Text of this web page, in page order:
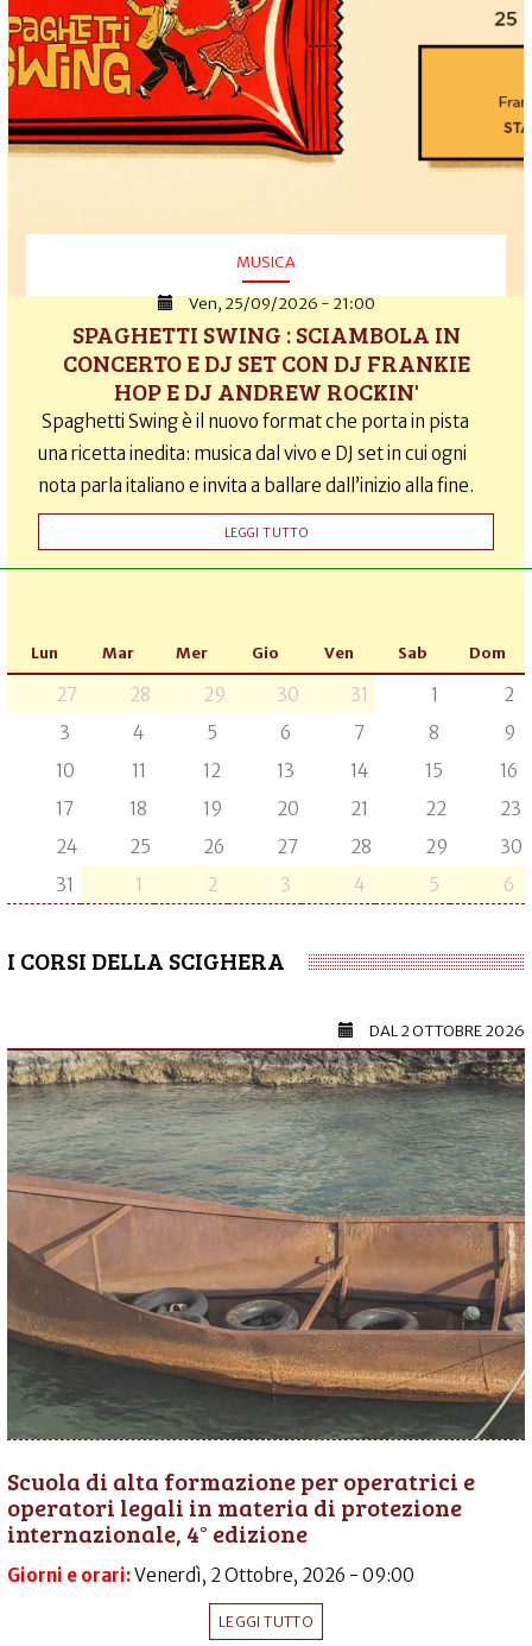
MUSICA
Ven, 25/09/2026 - 21:00
SPAGHETTI SWING : SCIAMBOLA IN
CONCERTO E DJ SET CON DJ FRANKIE
HOP E DJ ANDREW ROCKIN'
Spaghetti Swing è il nuovo format che porta in pista
una ricetta inedita: musica dal vivo e DJ set in cui ogni
nota parla italiano e invita a ballare dall’inizio alla fine.
LEGGI TUTTO
Lun Mar Mer Gio Ven Sab Dom
27 28 29 30 31 1
2
3
4 5 6 7 8
9
10
11 12 13 14 15
16
17
18 19 20 21 22
23
24
25 26 27 28 29
30
31
1 2 3 4 5 6
I CORSI DELLA SCIGHERA
DAL2 OTTOBRE 2026
Scuola di alta formazione per operatrici e
operatori legali in materia di protezione
internazionale, 4° edizione
Giorni e orari:Venerdì, 2 Ottobre, 2026 - 09:00
LEGGI TUTTO